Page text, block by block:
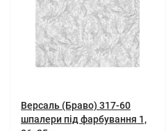
Версаль (Браво) 317-60
шпалери під фарбування 1,